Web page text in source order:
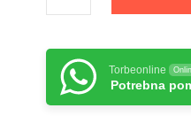
Torbeonline
Potrebna